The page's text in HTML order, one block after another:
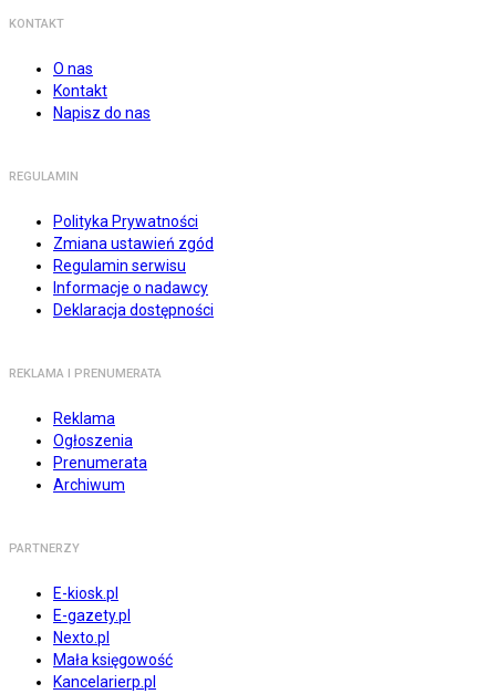
KONTAKT
O nas
Kontakt
Napisz do nas
REGULAMIN
Polityka Prywatności
Zmiana ustawień zgód
Regulamin serwisu
Informacje o nadawcy
Deklaracja dostępności
REKLAMA I PRENUMERATA
Reklama
Ogłoszenia
Prenumerata
Archiwum
PARTNERZY
E-kiosk.pl
E-gazety.pl
Nexto.pl
Mała księgowość
Kancelarierp.pl